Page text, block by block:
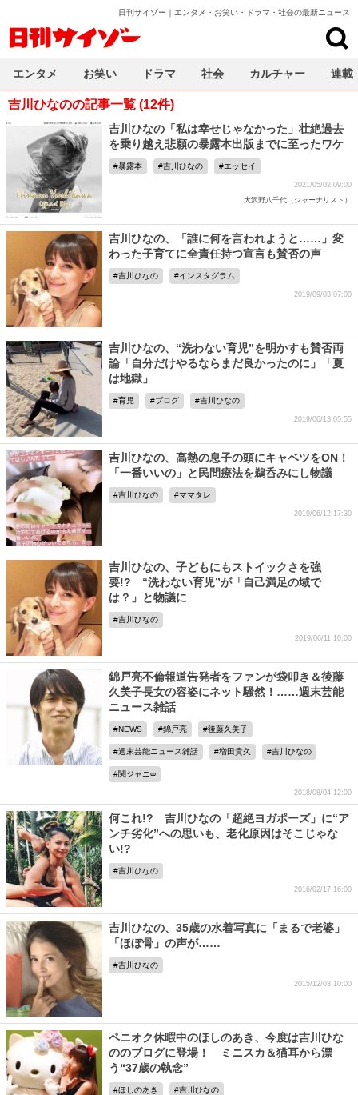
日刊サイゾー｜エンタメ・お笑い・ドラマ・社会の最新ニュース
吉川ひなのの記事一覧 (12件)
吉川ひなの「私は幸せじゃなかった」壮絶過去
を乗り越え悲願の暴露本出版までに至ったワケ
暴露本 吉川ひなの エッセイ
2021/05/02 09:00
大沢野八千代（ジャーナリスト）
吉川ひなの、「誰に何を言われようと……」変
わった子育てに全責任持つ宣言も賛否の声
吉川ひなの インスタグラム
2019/09/03 07:00
吉川ひなの、“洗わない育児”を明かすも賛否両
論「自分だけやるならまだ良かったのに」「夏
は地獄」
育児 ブログ 吉川ひなの
2019/06/13 05:55
吉川ひなの、高熱の息子の頭にキャベツをON！
「一番いいの」と民間療法を鵜呑みにし物議
吉川ひなの ママタレ
2019/06/12 17:30
吉川ひなの、子どもにもストイックさを強
要!? “洗わない育児”が「自己満足の域で
は？」と物議に
吉川ひなの
2019/06/11 10:00
錦戸亮不倫報道告発者をファンが袋叩き＆後藤
久美子長女の容姿にネット騒然！……週末芸能
ニュース雑話
NEWS 錦戸亮 後藤久美子
週末芸能ニュース雑話 増田貴久 吉川ひなの
関ジャニ∞
2018/08/04 12:00
何これ!? 吉川ひなの「超絶ヨガポーズ」に“ア
ンチ劣化”への思いも、老化原因はそこじゃな
い!?
吉川ひなの
2016/02/17 16:00
吉川ひなの、35歳の水着写真に「まるで老婆」
「ほぼ骨」の声が……
吉川ひなの
2015/12/03 10:00
ペニオク休暇中のほしのあき、今度は吉川ひな
ののブログに登場！ ミニスカ＆猫耳から漂
う“37歳の執念”
ほしのあき 吉川ひなの
エンタメ お笑い ドラマ 社会 カルチャー 連載